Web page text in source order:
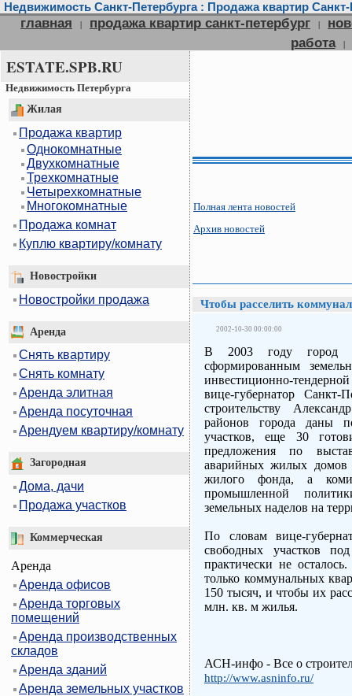
Недвижимость Санкт-Петербурга : Продажа квартир
главная | продажа квартир санкт-петербург |
работа
|
ESTATE.SPB.RU
Недвижимость Петербурга
Жилая
Продажа квартир
Однокомнатные
Двухкомнатные
Трехкомнатные
Четырехкомнатные
Многокомнатные
Продажа комнат
Куплю квартиру/комнату
Новостройки
Новостройки продажа
Аренда
Снять квартиру
Снять комнату
Аренда элитная
Аренда посуточная
Арендуем квартиру/комнату
Загородная
Дома, дачи
Продажа участков
Коммерческая
Аренда
Аренда офисов
Аренда торговых
помещений
Аренда производственных
складов
Аренда зданий
Аренда земельных участков
Полная лента новостей
Архив новостей
Чтобы расселить
2002-10-30 00:00:00
В 2003 году город
сформированным
инвестиционно-
вице-губернатор Санкт-
строительству
районов города даны
участков, еще 30
предложения по
аварийных жилых домов
жилого фонда, а
промышленной
земельных наделов на
По словам вице-
свободных участков
практически не
только коммунальных
150 тысяч, и чтобы их
млн. кв. м жилья.
АСН-инфо - Все о
http://www.asninfo.ru/